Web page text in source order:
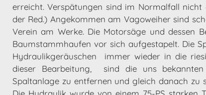
erreicht. Verspätungen sind im Normalfall nicht
der Red.) Angekommen am Vagoweiher sind
Verein am Werke. Die Motorsäge und dessen
Baumstammhaufen vor sich aufgestapelt. Die
Hydraulikgeräuschen immer wieder in die
dieser Bearbeitung, sind die uns
Spaltanlage zu entfernen und gleich danach zu